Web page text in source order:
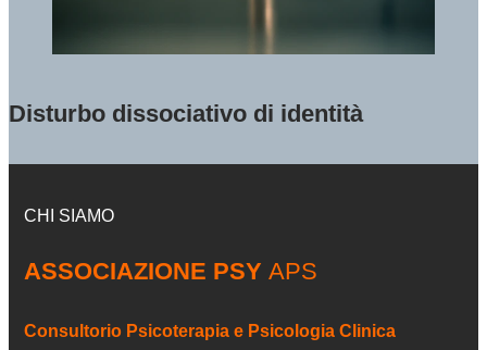
Disturbo dissociativo di identità
CHI SIAMO
ASSOCIAZIONE PSY APS
Consultorio Psicoterapia e Psicologia Clinica